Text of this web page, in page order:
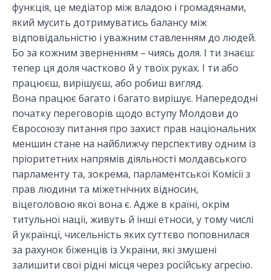
функція, це медіатор між владою і громадянами,
який мусить дотримуватись балансу між
відповідальністю і уважним ставленням до людей.
Бо за кожним зверненням – чиясь доля. І ти знаєш:
тепер ця доля частково й у твоїх руках. І ти або
працюєш, вирішуєш, або робиш вигляд.
Вона працює багато і багато вирішує. Напередодні
початку переговорів щодо вступу Молдови до
Євросоюзу питання про захист прав національних
меншин стане на найближчу перспективу одним із
пріоритетних напрямів діяльності молдавського
парламенту та, зокрема, парламентської Комісії з
прав людини та міжетнічних відносин,
віцеголовою якої вона є. Адже в країні, окрім
титульної нації, живуть й інші етноси, у тому числі
й українці, чисельність яких суттєво поповнилася
за рахунок біженців із України, які змушені
залишити свої рідні місця через російську агресію.